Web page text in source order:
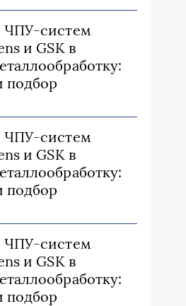
ЧПУ-систем
и GSK в
подбор
ЧПУ-систем
и GSK в
подбор
ЧПУ-систем
и GSK в
подбор